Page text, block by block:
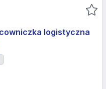
logistyczna